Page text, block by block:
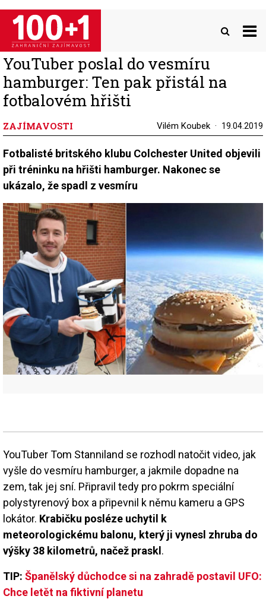
Přejít
hlavnímu
obsahu
YouTuber poslal do vesmíru
hamburger: Ten pak přistál na
fotbalovém hřišti
ZAJÍMAVOSTI Vilém Koubek 19.04.2019
Fotbalisté britského klubu Colchester United objevili
při tréninku na hřišti hamburger. Nakonec se
ukázalo, že spadl z vesmíru
YouTuber Tom Stanniland se rozhodl natočit video, jak
vyšle do vesmíru hamburger, a jakmile dopadne na
zem, tak jej sní. Připravil tedy pro pokrm speciální
polystyrenový box a připevnil k němu kameru a GPS
lokátor. Krabičku posléze uchytil k
meteorologickému balonu, který ji vynesl zhruba do
výšky 38 kilometrů, načež praskl.
TIP: Španělský důchodce si na zahradě postavil UFO:
Chce letět na fiktivní planetu